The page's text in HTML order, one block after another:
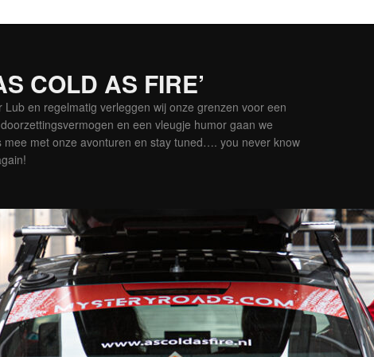
COLD AS FIRE’
Lub en regelmatig verleggen wij onze grenzen voor een
en een vleugje humor gaan we
mee met onze avonturen en stay tuned…. you never know